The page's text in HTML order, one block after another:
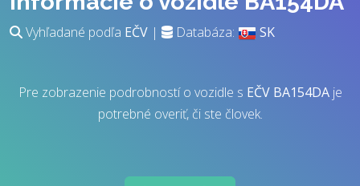
Vyhľadané podľa EČV | Databáza: SK
Pre zobrazenie podrobností o vozidle s EČV BA154DAje
potrebné overiť, či ste človek.